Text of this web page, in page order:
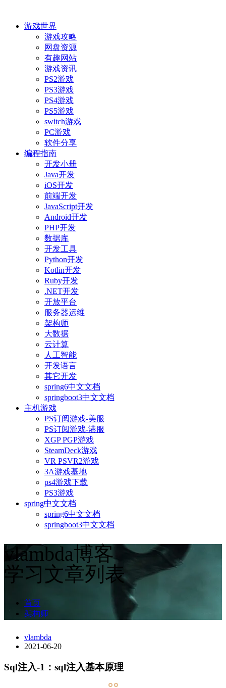
游戏世界
游戏攻略
网盘资源
有趣网站
游戏资讯
PS2游戏
PS3游戏
PS4游戏
PS5游戏
switch游戏
PC游戏
软件分享
编程指南
开发小册
Java开发
iOS开发
前端开发
JavaScript开发
Android开发
PHP开发
数据库
开发工具
Python开发
Kotlin开发
Ruby开发
.NET开发
开放平台
服务器运维
架构师
大数据
云计算
人工智能
开发语言
其它开发
spring6中文文档
springboot3中文文档
主机游戏
PS订阅游戏-美服
PS订阅游戏-港服
XGP PGP游戏
SteamDeck游戏
VR PSVR2游戏
3A游戏基地
ps4游戏下载
PS3游戏
spring中文文档
spring6中文文档
springboot3中文文档
vlambda博客
学习文章列表
首页
架构师
vlambda
2021-06-20
Sql注入-1：sql注入基本原理